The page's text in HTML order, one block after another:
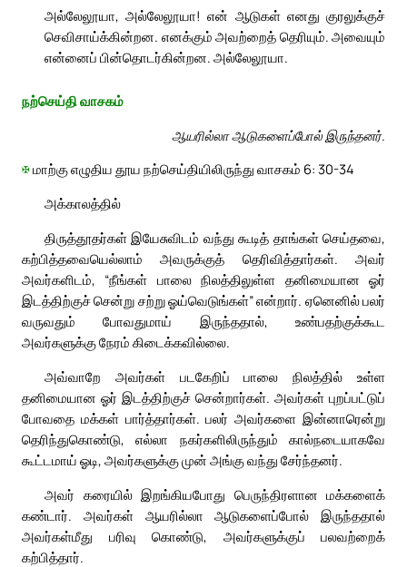
அல்லேலூயா, அல்லேலூயா! என் ஆடுகள் எனது குரலுக்குச்
செவிசாய்க்கின்றன. எனக்கும் அவற்றைத் தெரியும். அவையும்
என்னைப் பின்தொடர்கின்றன. அல்லேலூயா.
நற்செய்தி வாசகம்
ஆயரில்லா ஆடுகளைப்போல் இருந்தனர்.
✠மாற்கு எழுதிய தூய நற்செய்தியிலிருந்து வாசகம் 6: 30-34
அக்காலத்தில்
திருத்தூதர்கள் இயேசுவிடம் வந்து கூடித் தாங்கள் செய்தவை,
கற்பித்தவையெல்லாம் அவருக்குத் தெரிவித்தார்கள். அவர்
அவர்களிடம், “நீங்கள் பாலை நிலத்திலுள்ள தனிமையான ஓர்
இடத்திற்குச் சென்று சற்று ஓய்வெடுங்கள்” என்றார். ஏனெனில் பலர்
வருவதும் போவதுமாய் இருந்ததால், உண்பதற்குக்கூட
அவர்களுக்கு நேரம் கிடைக்கவில்லை.
அவ்வாறே அவர்கள் படகேறிப் பாலை நிலத்தில் உள்ள
தனிமையான ஓர் இடத்திற்குச் சென்றார்கள். அவர்கள் புறப்பட்டுப்
போவதை மக்கள் பார்த்தார்கள். பலர் அவர்களை இன்னாரென்று
தெரிந்துகொண்டு, எல்லா நகர்களிலிருந்தும் கால்நடையாகவே
கூட்டமாய் ஓடி, அவர்களுக்கு முன் அங்கு வந்து சேர்ந்தனர்.
அவர் கரையில் இறங்கியபோது பெருந்திரளான மக்களைக்
கண்டார். அவர்கள் ஆயரில்லா ஆடுகளைப்போல் இருந்ததால்
அவர்கள்மீது பரிவு கொண்டு, அவர்களுக்குப் பலவற்றைக்
கற்பித்தார்.